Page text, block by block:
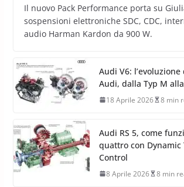
Il nuovo Pack Performance porta su
sospensioni elettroniche SDC, CDC,
audio Harman Kardon da 900 W.
Audi V6:
Audi, dalla Typ M
18 Aprile 2026 8 min
Audi RS 5, come
quattro con Dynamic
Control
8 Aprile 2026 8 min